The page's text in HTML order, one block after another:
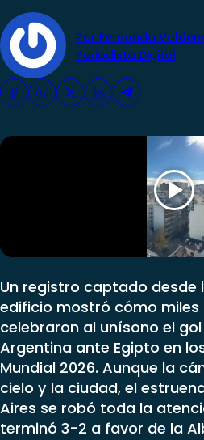
Por Fernanda
Periodista Digital
Un registro captado desde
edificio mostró cómo miles
celebraron al unísono el
Argentina ante Egipto en
Mundial 2026. Aunque la
cielo y la ciudad, el
Aires se robó toda la
terminó 3-2 a favor de la
Programas
Contigo en Directo
Sabingo
Todos Los Programas